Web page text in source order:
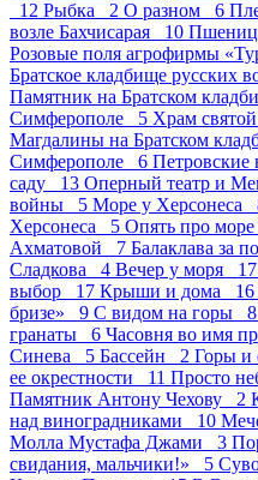
12 Рыбка 2 О разном 6
возле Бахчисарая 10
Розовые поля агрофирмы
Братское кладбище русских
Памятник на Братском
Симферополе 5 Храм
Магдалины на Братском
Симферополе 6
саду 13 Оперный театр и
войны 5 Море у Херсонеса
Херсонеса 5 Опять про
Ахматовой 7 Балаклава за
Сладкова 4 Вечер у моря 17
выбор 17 Крыши и дома 16
бризе» 9 С видом на горы 8
гранаты 6 Часовня во имя
Синева 5 Бассейн 2 Горы и
ее окрестности 11 Просто
Памятник Антону Чехову 2
над виноградниками 10
Молла Мустафа Джами 3
свидания, мальчики!» 5